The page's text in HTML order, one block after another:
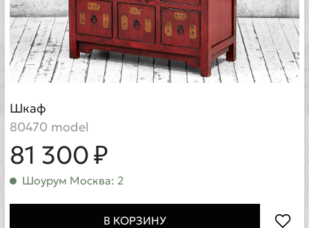
Шкаф
80470 model
81 300 ₽
Шоурум Москва: 2
В КОРЗИНУ